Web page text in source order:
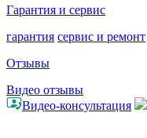
Гарантия и сервис
гарантия сервис и ремонт
Отзывы
Видео отзывы
Видео-консультация